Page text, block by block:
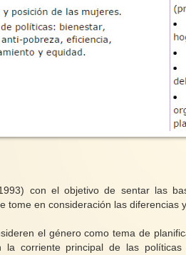
con el objetivo de sentar las
tome en consideración las diferencias
el género como tema de
la corriente principal de las